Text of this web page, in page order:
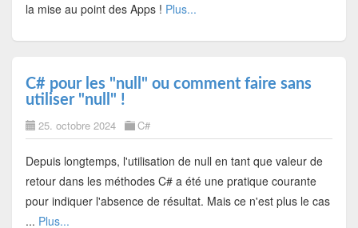
la mise au point des Apps ! Plus...
C# pour les "null" ou comment faire sans
utiliser "null" !
25. octobre 2024 C#
Depuis longtemps, l'utilisation de null en tant que valeur de
retour dans les méthodes C# a été une pratique courante
pour indiquer l'absence de résultat. Mais ce n'est plus le cas
... Plus...